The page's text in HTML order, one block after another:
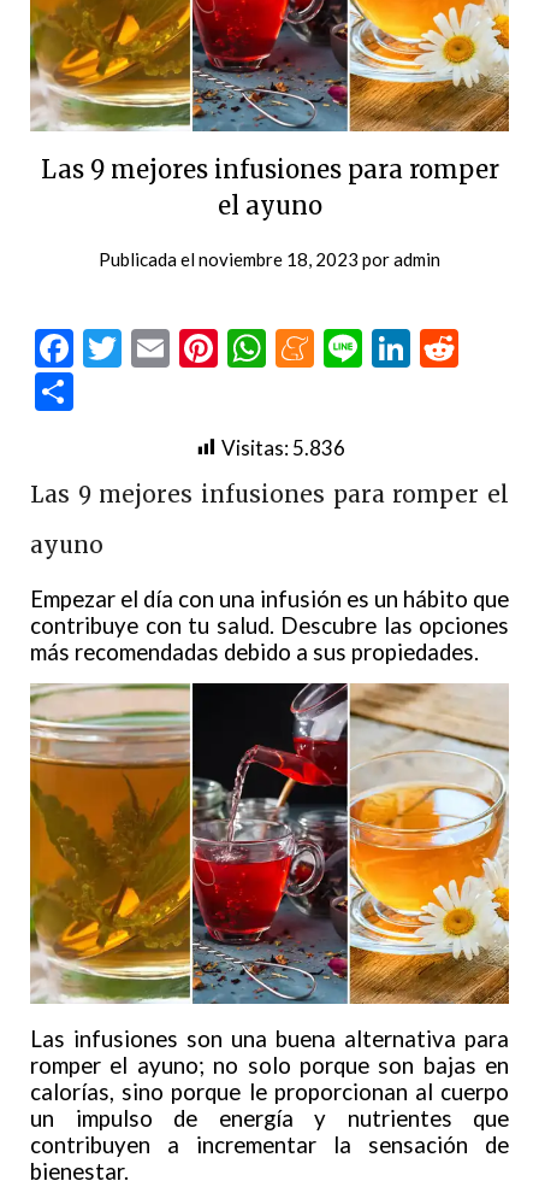
Las 9 mejores infusiones para romper
el ayuno
Publicada elnoviembre 18, 2023 poradmin
Facebook
Twitter
EmailPinterest
WhatsApp
Meneame
Line
Visitas:5.836
Las 9 mejores infusiones para romper el
ayuno
Empezar el día con una infusión es un hábito que
contribuye con tu salud. Descubre las opciones
más recomendadas debido a sus propiedades.
Las infusiones son una buena alternativa para
romper el ayuno; no solo porque son bajas en
calorías, sino porque le proporcionan al cuerpo
un impulso de energía y nutrientes que
contribuyen a incrementar la sensación de
bienestar.